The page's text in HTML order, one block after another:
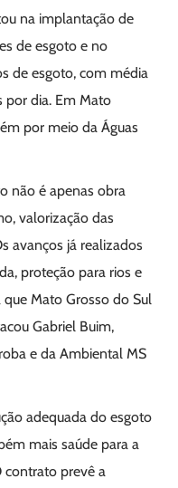
na implantação de
de esgoto e no
de esgoto, com média
por dia. Em Mato
por meio da Águas
não é apenas obra
valorização das
avanços já realizados
proteção para rios e
Mato Grosso do Sul
Gabriel Buim,
e da Ambiental MS
adequada do esgoto
mais saúde para a
contrato prevê a